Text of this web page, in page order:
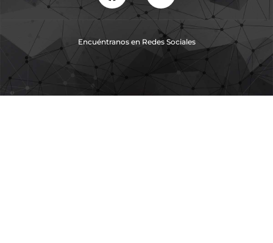
Encuéntranos en Redes Sociales